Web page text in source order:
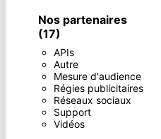
Nos partenaires
(17)
APIs
Autre
Mesure d'audience
Régies publicitaires
Réseaux sociaux
Support
Vidéos
En cochant
** Les données
répondre à votre
d’opposition, de